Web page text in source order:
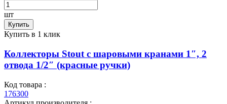
шт
Купить
Купить в 1 клик
Коллекторы Stout с шаровыми кранами 1″, 2
отвода 1/2″ (красные ручки)
Код товара :
176300